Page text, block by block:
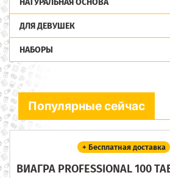
ДЛЯ ДЕВУШЕК
НАБОРЫ
Популярные сейчас
+ Бесплатная доставка
ВИАГРА PROFESSIONAL 100